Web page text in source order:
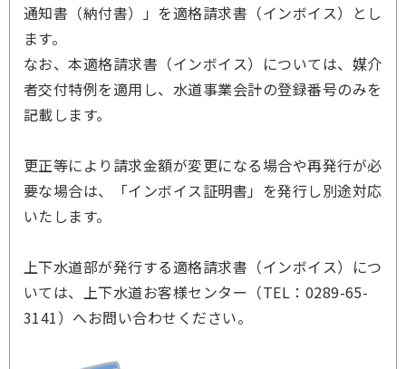
通知書（納付書）」を適格請求書（インボイス）とし
ます。
なお、本適格請求書（インボイス）については、媒介
者交付特例を適用し、水道事業会計の登録番号のみを
記載します。
更正等により請求金額が変更になる場合や再発行が必
要な場合は、「インボイス証明書」を発行し別途対応
いたします。
上下水道部が発行する適格請求書（インボイス）につ
いては、上下水道お客様センター（TEL：0289-65-
3141）へお問い合わせください。